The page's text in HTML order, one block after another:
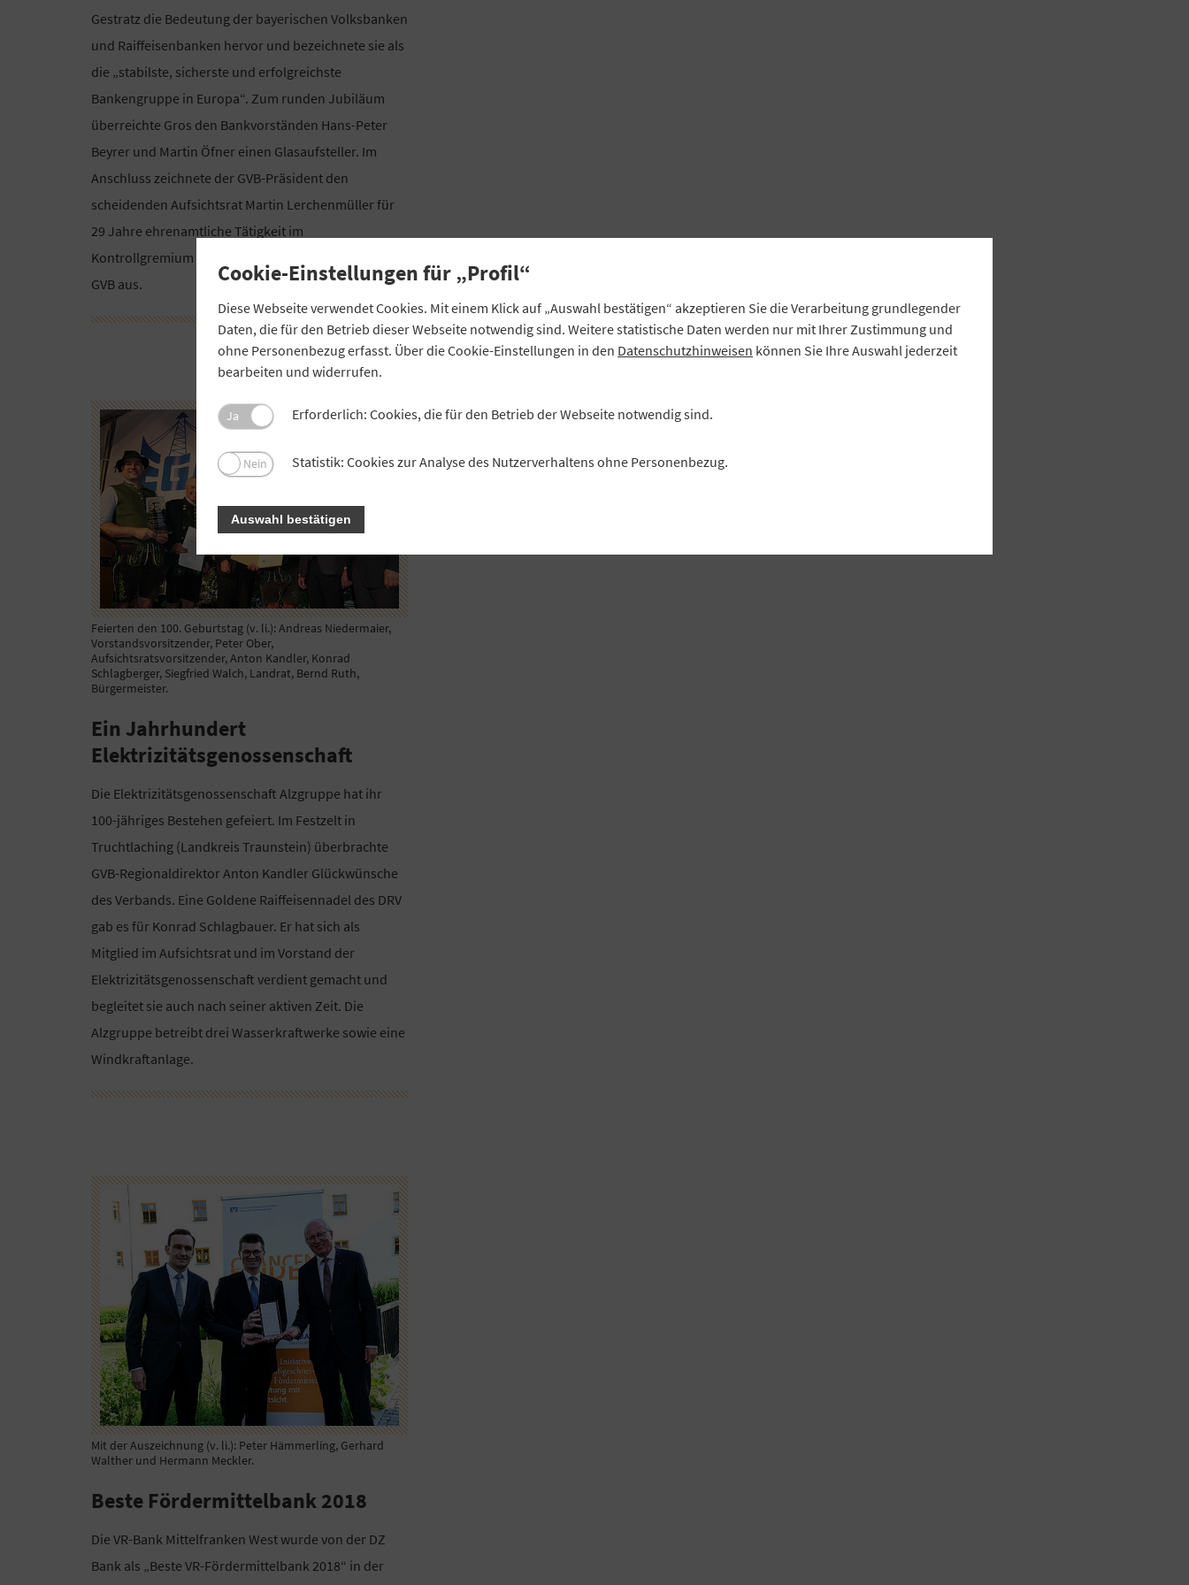
Gestratz die Bedeutung der bayerischen Volksbanken
und Raiffeisenbanken hervor und bezeichnete sie als
die „stabilste, sicherste und erfolgreichste
Bankengruppe in Europa“. Zum runden Jubiläum
überreichte Gros den Bankvorständen Hans-Peter
Beyrer und Martin Öfner einen Glasaufsteller. Im
Anschluss zeichnete der GVB-Präsident den
scheidenden Aufsichtsrat Martin Lerchenmüller für
29 Jahre ehrenamtliche Tätigkeit im
Kontrollgremium mit einer Silbernen Ehrennadel des
GVB aus.
Feierten den 100. Geburtstag (v. li.): Andreas Niedermaier,
Vorstandsvorsitzender, Peter Ober,
Aufsichtsratsvorsitzender, Anton Kandler, Konrad
Schlagberger, Siegfried Walch, Landrat, Bernd Ruth,
Bürgermeister.
Ein Jahrhundert
Elektrizitätsgenossenschaft
Die Elektrizitätsgenossenschaft Alzgruppe hat ihr
100-jähriges Bestehen gefeiert. Im Festzelt in
Truchtlaching (Landkreis Traunstein) überbrachte
GVB-Regionaldirektor Anton Kandler Glückwünsche
des Verbands. Eine Goldene Raiffeisennadel des DRV
gab es für Konrad Schlagbauer. Er hat sich als
Mitglied im Aufsichtsrat und im Vorstand der
Elektrizitätsgenossenschaft verdient gemacht und
begleitet sie auch nach seiner aktiven Zeit. Die
Alzgruppe betreibt drei Wasserkraftwerke sowie eine
Windkraftanlage.
Mit der Auszeichnung (v. li.): Peter Hämmerling, Gerhard
Walther und Hermann Meckler.
Beste Fördermittelbank 2018
Die VR-Bank Mittelfranken West wurde von der DZ
Bank als „Beste VR-Fördermittelbank 2018“ in der
Cookie-Einstellungen für „Profil“
Diese Webseite verwendet Cookies. Mit einem Klick auf „Auswahl bestätigen“ akzeptieren Sie die Verarbeitung grundlegender
Daten, die für den Betrieb dieser Webseite notwendig sind. Weitere statistische Daten werden nur mit Ihrer Zustimmung und
ohne Personenbezug erfasst. Über die Cookie-Einstellungen in den Datenschutzhinweisen können Sie Ihre Auswahl jederzeit
bearbeiten und widerrufen.
Ja Erforderlich: Cookies, die für den Betrieb der Webseite notwendig sind.
Nein Statistik: Cookies zur Analyse des Nutzerverhaltens ohne Personenbezug.
Auswahl bestätigen